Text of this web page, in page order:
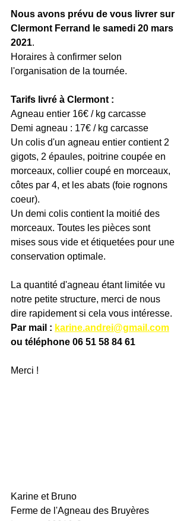
Nous avons prévu de vous livrer sur
Clermont Ferrand le samedi 20 mars
2021.
Horaires à confirmer selon
l'organisation de la tournée.
Tarifs livré à Clermont :
Agneau entier 16€ / kg carcasse
Demi agneau : 17€ / kg carcasse
Un colis d'un agneau entier contient 2
gigots, 2 épaules, poitrine coupée en
morceaux, collier coupé en morceaux,
côtes par 4, et les abats (foie rognons
coeur).
Un demi colis contient la moitié des
morceaux. Toutes les pièces sont
mises sous vide et étiquetées pour une
conservation optimale.
La quantité d'agneau étant limitée vu
notre petite structure, merci de nous
dire rapidement si cela vous intéresse.
Par mail : karine.andrei@gmail.com
ou téléphone 06 51 58 84 61
Merci !
Karine et Bruno
Ferme de l'Agneau des Bruyères